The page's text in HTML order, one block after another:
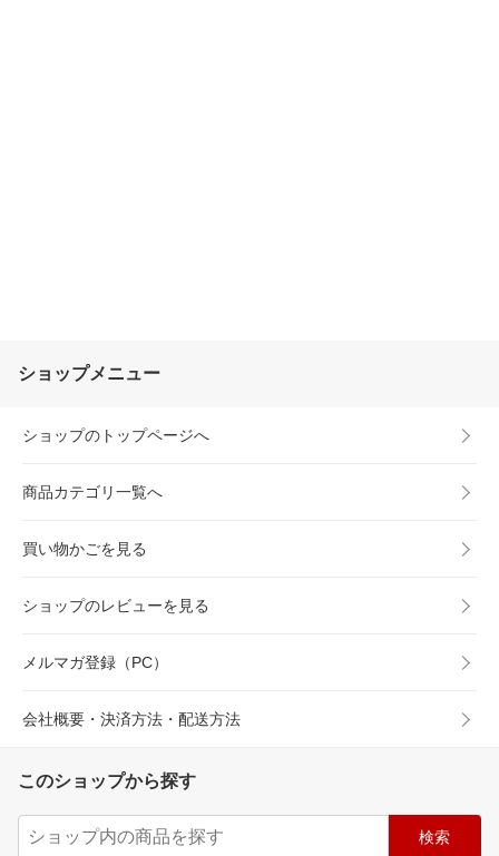
ショップメニュー
ショップのトップページへ
商品カテゴリ一覧へ
買い物かごを見る
ショップのレビューを見る
メルマガ登録（PC）
会社概要・決済方法・配送方法
このショップから探す